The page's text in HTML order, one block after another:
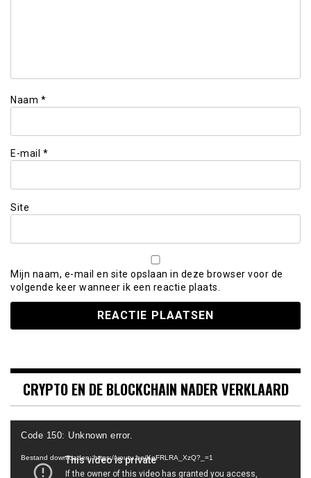
Naam *
E-mail *
Site
Mijn naam, e-mail en site opslaan in deze browser voor de
volgende keer wanneer ik een reactie plaats.
CRYPTO EN DE BLOCKCHAIN NADER VERKLAARD
Videospeler
Code 150: Unknown error.
Bestand downloaden: https://youtu.be/KeFRLRA_XzQ?_=1